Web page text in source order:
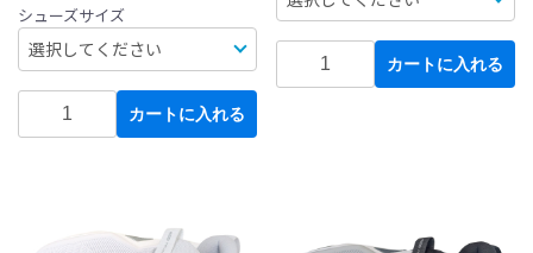
シューズサイズ
カートに入れる
カートに入れる